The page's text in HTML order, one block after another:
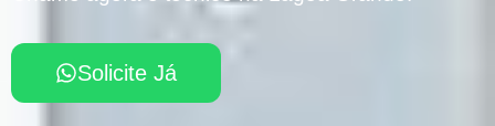
Solicite Já